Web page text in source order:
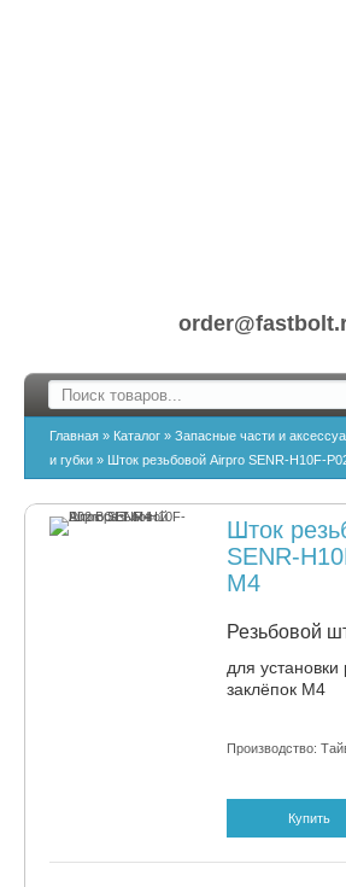
Главная » Каталог » Запасные части и
и губки » Шток резьбовой Airpro SENR-H10F-
Шток
SENR-
M4
Резьбовой
для установки
заклёпок М4
Производство:
Купить